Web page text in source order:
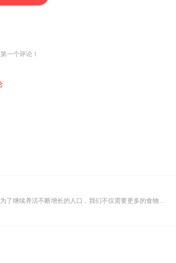
一个评论！
满足人类生存的基本需求，正成为一个日益严峻的挑战。为了继续养活不断增长的人口，我们不仅需要更多的食物，还需要更健康、更可持续的食物。本书从食物的角度切入，强调了...